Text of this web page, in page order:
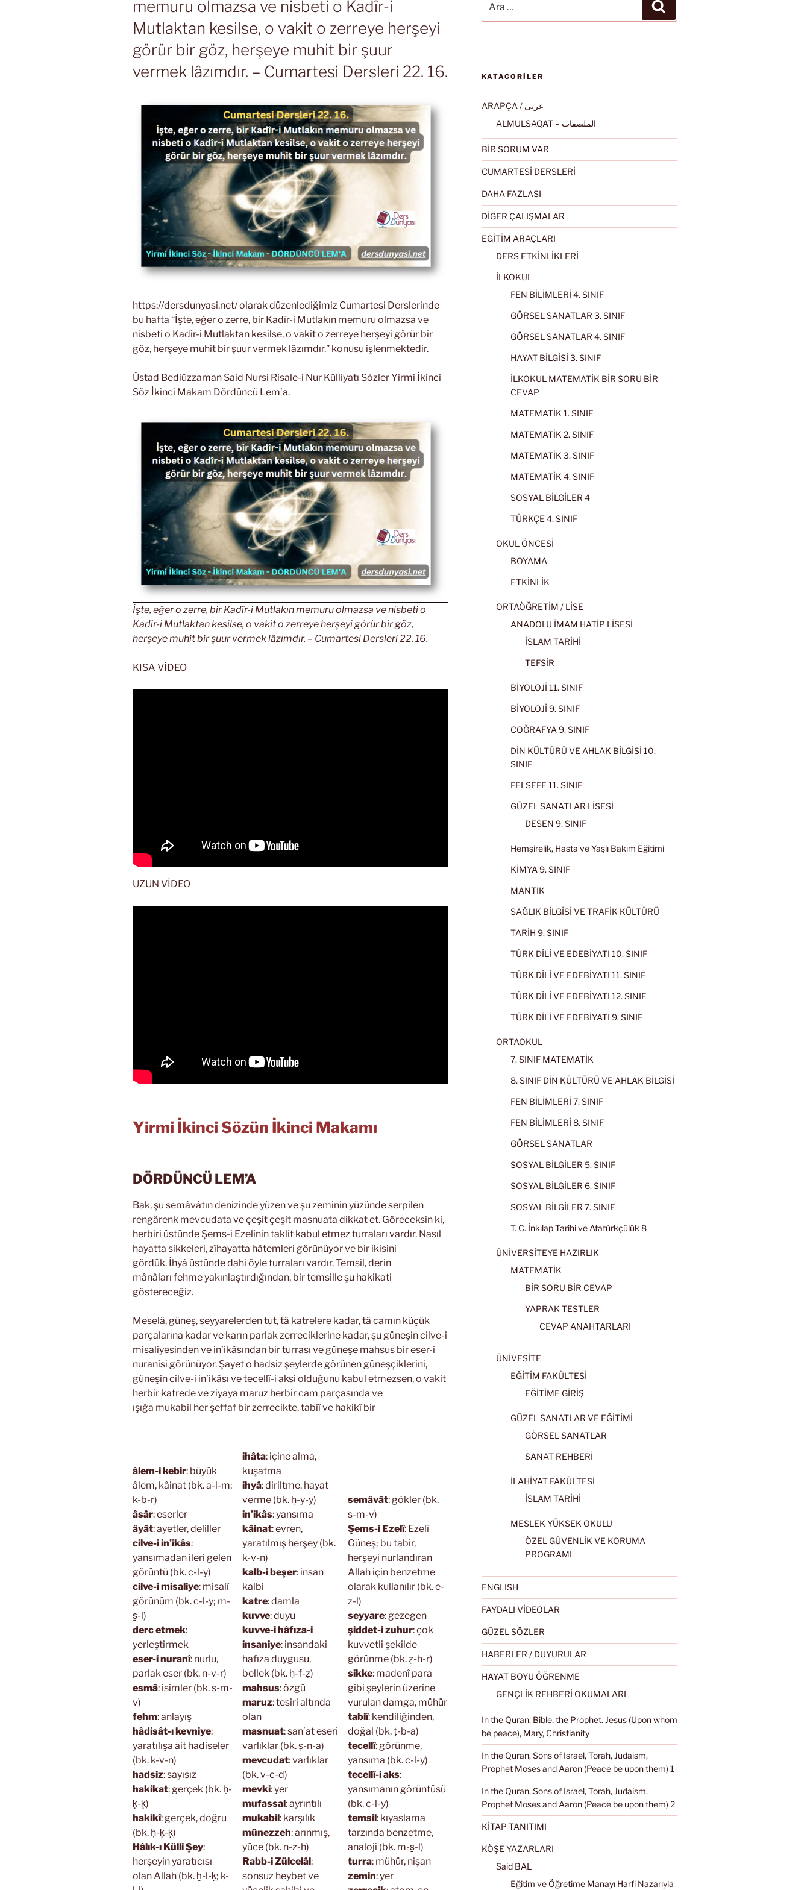
memuru olmazsa ve nisbeti o Kadîr-i
Mutlaktan kesilse, o vakit o zerreye herşeyi
görür bir göz, herşeye muhit bir şuur
vermek lâzımdır. – Cumartesi Dersleri 22. 16.
https://dersdunyasi.net/ olarak düzenlediğimiz Cumartesi Derslerinde
bu hafta “İşte, eğer o zerre, bir Kadîr-i Mutlakın memuru olmazsa ve
nisbeti o Kadîr-i Mutlaktan kesilse, o vakit o zerreye herşeyi görür bir
göz, herşeye muhit bir şuur vermek lâzımdır.” konusu işlenmektedir.
Üstad Bediüzzaman Said Nursi Risale-i Nur Külliyatı Sözler Yirmi İkinci
Söz İkinci Makam Dördüncü Lem’a.
İşte, eğer o zerre, bir Kadîr-i Mutlakın memuru olmazsa ve nisbeti o
Kadîr-i Mutlaktan kesilse, o vakit o zerreye herşeyi görür bir göz,
herşeye muhit bir şuur vermek lâzımdır. – Cumartesi Dersleri 22. 16.
KISA VİDEO
UZUN VİDEO
Yirmi İkinci Sözün İkinci Makamı
DÖRDÜNCÜ LEM’A
Bak, şu semâvâtın denizinde yüzen ve şu zeminin yüzünde serpilen
rengârenk mevcudata ve çeşit çeşit masnuata dikkat et. Göreceksin ki,
herbiri üstünde Şems-i Ezelînin taklit kabul etmez turraları vardır. Nasıl
hayatta sikkeleri, zîhayatta hâtemleri görünüyor ve bir ikisini
gördük. İhyâ üstünde dahi öyle turraları vardır. Temsil, derin
mânâları fehme yakınlaştırdığından, bir temsille şu hakikati
göstereceğiz.
Meselâ, güneş, seyyarelerden tut, tâ katrelere kadar, tâ camın küçük
parçalarına kadar ve karın parlak zerreciklerine kadar, şu güneşin cilve-i
misaliyesinden ve in’ikâsından bir turrası ve güneşe mahsus bir eser-i
nuranîsi görünüyor. Şayet o hadsiz şeylerde görünen güneşçiklerini,
güneşin cilve-i in’ikâsı ve tecellî-i aksi olduğunu kabul etmezsen, o vakit
herbir katrede ve ziyaya maruz herbir cam parçasında ve
ışığa mukabil her şeffaf bir zerrecikte, tabiî ve hakikî bir
âlem-i kebir: büyük
âlem, kâinat (bk. a-l-m;
k-b-r)
âsâr: eserler
âyât: ayetler, deliller
cilve-i in’ikâs:
yansımadan ileri gelen
görüntü (bk. c-l-y)
cilve-i misaliye: misalî
görünüm (bk. c-l-y; m-
s̱-l)
derc etmek:
yerleştirmek
eser-i nuranî: nurlu,
parlak eser (bk. n-v-r)
esmâ: isimler (bk. s-m-
v)
fehm: anlayış
hâdisât-ı kevniye:
yaratılışa ait hadiseler
(bk. k-v-n)
hadsiz: sayısız
hakikat: gerçek (bk. ḥ-
ḳ-ḳ)
hakikî: gerçek, doğru
(bk. ḥ-ḳ-ḳ)
Hâlık-ı Külli Şey:
herşeyin yaratıcısı
olan Allah (bk. ḫ-l-ḳ; k-
ihâta: içine alma,
kuşatma
ihyâ: diriltme, hayat
verme (bk. ḥ-y-y)
in’ikâs: yansıma
kâinat: evren,
yaratılmış herşey (bk.
k-v-n)
kalb-i beşer: insan
kalbi
katre: damla
kuvve: duyu
kuvve-i hâfıza-i
insaniye: insandaki
hafıza duygusu,
bellek (bk. ḥ-f-ẓ)
mahsus: özgü
maruz: tesiri altında
olan
masnuat: san’at eseri
varlıklar (bk. ṣ-n-a)
mevcudat: varlıklar
(bk. v-c-d)
mevki: yer
mufassal: ayrıntılı
mukabil: karşılık
münezzeh: arınmış,
yüce (bk. n-z-h)
Rabb-i Zülcelâl:
sonsuz heybet ve
semâvât: gökler (bk.
s-m-v)
Şems-i Ezelî: Ezelî
Güneş; bu tabir,
herşeyi nurlandıran
Allah için benzetme
olarak kullanılır (bk. e-
z-l)
seyyare: gezegen
şiddet-i zuhur: çok
kuvvetli şekilde
görünme (bk. ẓ-h-r)
sikke: madenî para
gibi şeylerin üzerine
vurulan damga, mühür
tabiî: kendiliğinden,
doğal (bk. ṭ-b-a)
tecellî: görünme,
yansıma (bk. c-l-y)
tecellî-i aks:
yansımanın görüntüsü
(bk. c-l-y)
temsil: kıyaslama
tarzında benzetme,
analoji (bk. m-s̱-l)
turra: mühür, nişan
zemin: yer
KATAGORİLER
ARAPÇA / عربى
ALMULSAQAT – الملصقات
BİR SORUM VAR
CUMARTESİ DERSLERİ
DAHA FAZLASI
DİĞER ÇALIŞMALAR
EĞİTİM ARAÇLARI
DERS ETKİNLİKLERİ
İLKOKUL
FEN BİLİMLERİ 4. SINIF
GÖRSEL SANATLAR 3. SINIF
GÖRSEL SANATLAR 4. SINIF
HAYAT BİLGİSİ 3. SINIF
İLKOKUL MATEMATİK BİR SORU BİR
CEVAP
MATEMATİK 1. SINIF
MATEMATİK 2. SINIF
MATEMATİK 3. SINIF
MATEMATİK 4. SINIF
SOSYAL BİLGİLER 4
TÜRKÇE 4. SINIF
OKUL ÖNCESİ
BOYAMA
ETKİNLİK
ORTAÖĞRETİM / LİSE
ANADOLU İMAM HATİP LİSESİ
İSLAM TARİHİ
TEFSİR
BİYOLOJİ 11. SINIF
BİYOLOJİ 9. SINIF
COĞRAFYA 9. SINIF
DİN KÜLTÜRÜ VE AHLAK BİLGİSİ 10.
SINIF
FELSEFE 11. SINIF
GÜZEL SANATLAR LİSESİ
DESEN 9. SINIF
Hemşirelik, Hasta ve Yaşlı Bakım Eğitimi
KİMYA 9. SINIF
MANTIK
SAĞLIK BİLGİSİ VE TRAFİK KÜLTÜRÜ
TARİH 9. SINIF
TÜRK DİLİ VE EDEBİYATI 10. SINIF
TÜRK DİLİ VE EDEBİYATI 11. SINIF
TÜRK DİLİ VE EDEBİYATI 12. SINIF
TÜRK DİLİ VE EDEBİYATI 9. SINIF
ORTAOKUL
7. SINIF MATEMATİK
8. SINIF DİN KÜLTÜRÜ VE AHLAK BİLGİSİ
FEN BİLİMLERİ 7. SINIF
FEN BİLİMLERİ 8. SINIF
GÖRSEL SANATLAR
SOSYAL BİLGİLER 5. SINIF
SOSYAL BİLGİLER 6. SINIF
SOSYAL BİLGİLER 7. SINIF
T. C. İnkılap Tarihi ve Atatürkçülük 8
ÜNİVERSİTEYE HAZIRLIK
MATEMATİK
BİR SORU BİR CEVAP
YAPRAK TESTLER
CEVAP ANAHTARLARI
ÜNİVESİTE
EĞİTİM FAKÜLTESİ
EĞİTİME GİRİŞ
GÜZEL SANATLAR VE EĞİTİMİ
GÖRSEL SANATLAR
SANAT REHBERİ
İLAHİYAT FAKÜLTESİ
İSLAM TARİHİ
MESLEK YÜKSEK OKULU
ÖZEL GÜVENLİK VE KORUMA
PROGRAMI
ENGLISH
FAYDALI VİDEOLAR
GÜZEL SÖZLER
HABERLER / DUYURULAR
HAYAT BOYU ÖĞRENME
GENÇLİK REHBERİ OKUMALARI
In the Quran, Bible, the Prophet. Jesus (Upon whom
be peace), Mary, Christianity
In the Quran, Sons of Israel, Torah, Judaism,
Prophet Moses and Aaron (Peace be upon them) 1
In the Quran, Sons of Israel, Torah, Judaism,
Prophet Moses and Aaron (Peace be upon them) 2
KİTAP TANITIMI
KÖŞE YAZARLARI
Said BAL
Eğitim ve Öğretime Manayı Harfi Nazarıyla